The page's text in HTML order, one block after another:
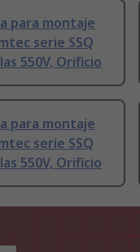
para montaje
serie SSQ
550V, Orificio
para montaje
serie SSQ
550V, Orificio